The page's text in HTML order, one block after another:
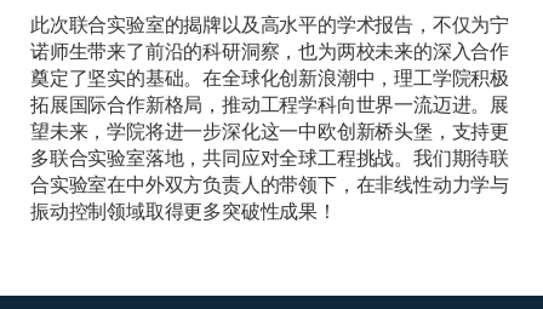
此次联合实验室的揭牌以及高水平的学术报告，不仅为宁
诺师生带来了前沿的科研洞察，也为两校未来的深入合作
奠定了坚实的基础。在全球化创新浪潮中，理工学院积极
拓展国际合作新格局，推动工程学科向世界一流迈进。展
望未来，学院将进一步深化这一中欧创新桥头堡，支持更
多联合实验室落地，共同应对全球工程挑战。我们期待联
合实验室在中外双方负责人的带领下，在非线性动力学与
振动控制领域取得更多突破性成果！